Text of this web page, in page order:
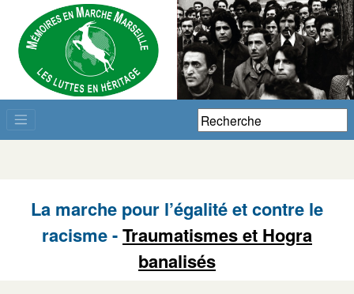
La marche pour l’égalité et contre le
racisme -Traumatismes et Hogra
banalisés